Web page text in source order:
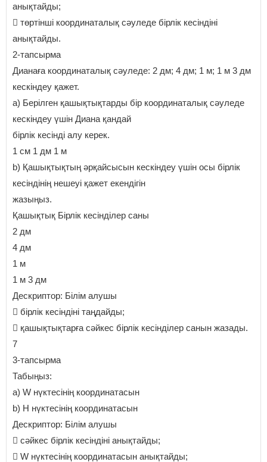
анықтайды;
 төртінші координаталық сәуледе бірлік кесіндіні
анықтайды.
2-тапсырма
Дианаға координаталық сәуледе: 2 дм; 4 дм; 1 м; 1 м 3 дм
кескіндеу қажет.
a) Берілген қашықтықтарды бір координаталық сәуледе
кескіндеу үшін Диана қандай
бірлік кесінді алу керек.
1 см 1 дм 1 м
b) Қашықтықтың әрқайсысын кескіндеу үшін осы бірлік
кесіндінің нешеуі қажет екендігін
жазыңыз.
Қашықтық Бірлік кесінділер саны
2 дм
4 дм
1 м
1 м 3 дм
Дескриптор: Білім алушы
 бірлік кесіндіні таңдайды;
 қашықтықтарға сәйкес бірлік кесінділер санын жазады.
7
3-тапсырма
Табыңыз:
a) W нүктесінің координатасын
b) Н нүктесінің координатасын
Дескриптор: Білім алушы
 сәйкес бірлік кесіндіні анықтайды;
 W нүктесінің координатасын анықтайды;